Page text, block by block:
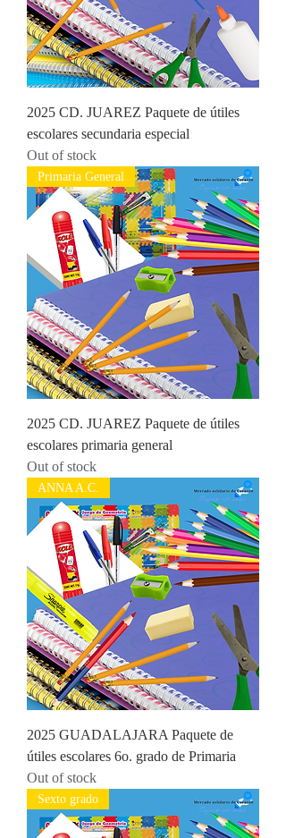
2025 CD. JUAREZ Paquete de útiles
escolares secundaria especial
Out of stock
Primaria General
2025 CD. JUAREZ Paquete de útiles
escolares primaria general
Out of stock
ANNA A.C.
2025 GUADALAJARA Paquete de
útiles escolares 6o. grado de Primaria
Out of stock
Sexto grado